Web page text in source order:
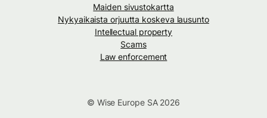
Maiden sivustokartta
Nykyaikaista orjuutta koskeva lausunto
Intellectual property
Scams
Law enforcement
© Wise Europe SA 2026